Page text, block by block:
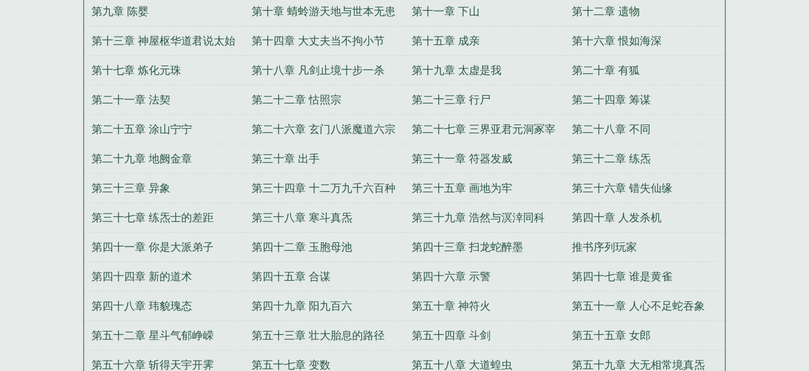
第九章 陈婴 第十章 蜻蛉游天地与世本无患 第十一章 下山 第十二章 遗物
第十三章 神屋枢华道君说太始
元真经
第十四章 大丈夫当不拘小节 第十五章 成亲 第十六章 恨如海深
第十七章 炼化元珠 第十八章 凡剑止境十步一杀 第十九章 太虚是我 第二十章 有狐
第二十一章 法契 第二十二章 怙照宗 第二十三章 行尸 第二十四章 筹谋
第二十五章 涂山宁宁 第二十六章 玄门八派魔道六宗 第二十七章 三界亚君元洞冢宰 第二十八章 不同
第二十九章 地阙金章 第三十章 出手 第三十一章 符器发威 第三十二章 练炁
第三十三章 异象 第三十四章 十二万九千六百种
灵气
第三十五章 画地为牢 第三十六章 错失仙缘
第三十七章 练炁士的差距 第三十八章 寒斗真炁 第三十九章 浩然与溟涬同科 第四十章 人发杀机
第四十一章 你是大派弟子 第四十二章 玉胞母池 第四十三章 扫龙蛇醉墨 推书序列玩家
第四十四章 新的道术 第四十五章 合谋 第四十六章 示警 第四十七章 谁是黄雀
第四十八章 玮貌瑰态 第四十九章 阳九百六 第五十章 神符火 第五十一章 人心不足蛇吞象
第五十二章 星斗气郁峥嵘 第五十三章 壮大胎息的路径 第五十四章 斗剑 第五十五章 女郎
第五十六章 斩得天宇开霁 第五十七章 变数 第五十八章 大道蝗虫 第五十九章 大无相常境真炁